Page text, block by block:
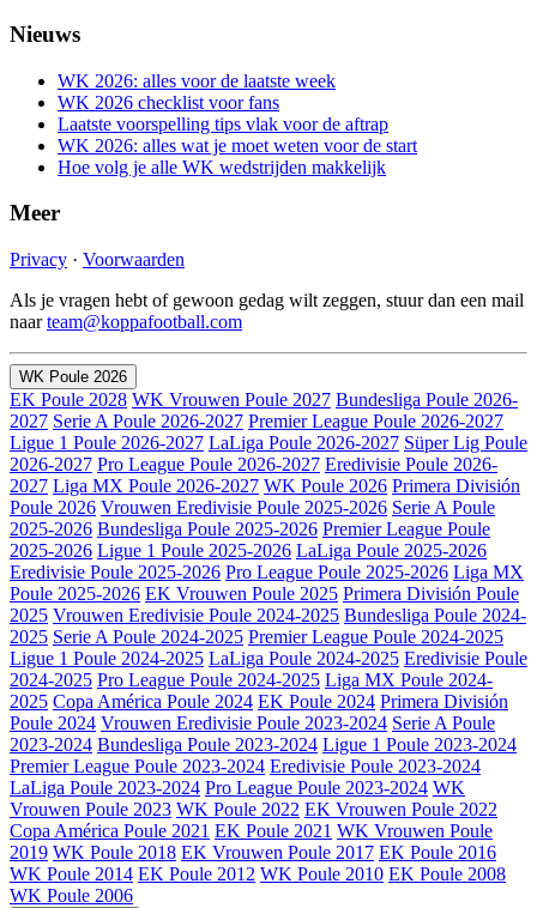
Nieuws
WK 2026: alles voor de laatste week
WK 2026 checklist voor fans
Laatste voorspelling tips vlak voor de aftrap
WK 2026: alles wat je moet weten voor de start
Hoe volg je alle WK wedstrijden makkelijk
Meer
Privacy · Voorwaarden
Als je vragen hebt of gewoon gedag wilt zeggen, stuur dan een mail
naarteam@koppafootball.com
WK Poule 2026
EK Poule 2028 WK Vrouwen Poule 2027 Bundesliga Poule 2026-
2027 Serie A Poule 2026-2027 Premier League Poule 2026-2027
Ligue 1 Poule 2026-2027 LaLiga Poule 2026-2027 Süper Lig Poule
2026-2027 Pro League Poule 2026-2027 Eredivisie Poule 2026-
2027 Liga MX Poule 2026-2027 WK Poule 2026 Primera División
Poule 2026 Vrouwen Eredivisie Poule 2025-2026 Serie A Poule
2025-2026 Bundesliga Poule 2025-2026 Premier League Poule
2025-2026 Ligue 1 Poule 2025-2026 LaLiga Poule 2025-2026
Eredivisie Poule 2025-2026 Pro League Poule 2025-2026 Liga MX
Poule 2025-2026 EK Vrouwen Poule 2025 Primera División Poule
2025 Vrouwen Eredivisie Poule 2024-2025 Bundesliga Poule 2024-
2025 Serie A Poule 2024-2025 Premier League Poule 2024-2025
Ligue 1 Poule 2024-2025 LaLiga Poule 2024-2025 Eredivisie Poule
2024-2025 Pro League Poule 2024-2025 Liga MX Poule 2024-
2025 Copa América Poule 2024 EK Poule 2024 Primera División
Poule 2024 Vrouwen Eredivisie Poule 2023-2024 Serie A Poule
2023-2024 Bundesliga Poule 2023-2024 Ligue 1 Poule 2023-2024
Premier League Poule 2023-2024 Eredivisie Poule 2023-2024
LaLiga Poule 2023-2024 Pro League Poule 2023-2024 WK
Vrouwen Poule 2023 WK Poule 2022 EK Vrouwen Poule 2022
Copa América Poule 2021 EK Poule 2021 WK Vrouwen Poule
2019 WK Poule 2018 EK Vrouwen Poule 2017 EK Poule 2016
WK Poule 2014 EK Poule 2012 WK Poule 2010 EK Poule 2008
WK Poule 2006